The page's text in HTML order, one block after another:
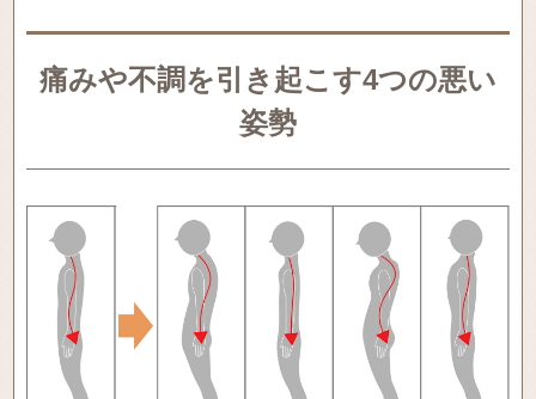
痛みや不調を引き起こす4つの悪い
姿勢